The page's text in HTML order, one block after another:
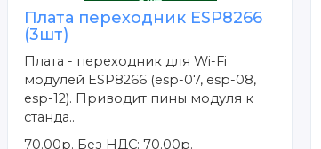
Плата переходник ESP8266
(3шт)
Плата - переходник для Wi-Fi
модулей ESP8266 (esp-07, esp-08,
esp-12). Приводит пины модуля к
станда..
70.00р. Без НДС: 70.00р.